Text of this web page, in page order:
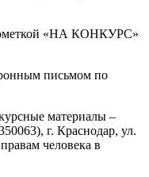
«НА КОНКУРС»
письмом по
материалы –
г. Краснодар, ул.
человека в